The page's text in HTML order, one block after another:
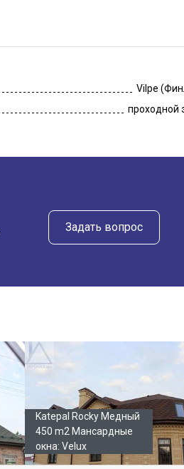
Vilpe
проходной
Задать вопрос
Katepal Rocky Медный
450 m2 Мансардные
окна: Velux